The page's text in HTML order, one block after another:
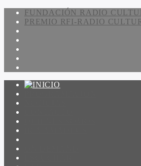
FUNDACIÓN RADIO
PREMIO RFI-RADIO